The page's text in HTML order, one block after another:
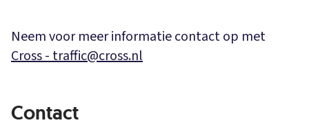
Neem voor meer informatie contact op met
Cross - traffic@cross.nl
Contact